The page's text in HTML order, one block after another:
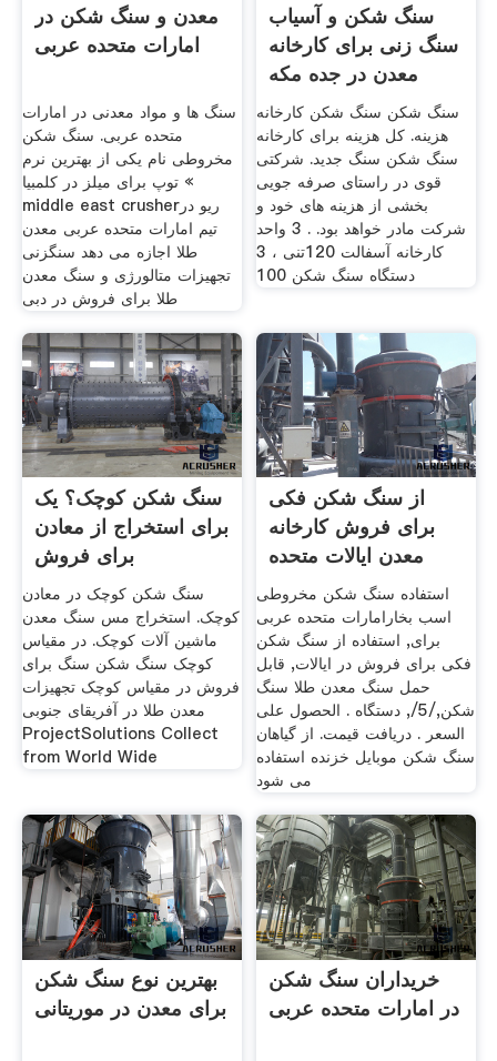
معدن و سنگ شکن در
امارات متحده عربی
سنگ ها و مواد معدنی در امارات
متحده عربی. سنگ شکن
مخروطی نام یکی از بهترین نرم
توپ برای میلز در کلمبیا «
middle east crusherریو در
تیم امارات متحده عربی معدن
طلا اجازه می دهد سنگزنی
تجهیزات متالورژی و سنگ معدن
طلا برای فروش در دبی
سنگ شکن و آسیاب
سنگ زنی برای کارخانه
معدن در جده مکه
سعودی
سنگ شکن سنگ شکن کارخانه
هزینه. کل هزینه برای کارخانه
سنگ شکن سنگ جدید. شرکتی
قوی در راستای صرفه جویی
بخشی از هزینه های خود و
شرکت مادر خواهد بود. . 3 واحد
کارخانه آسفالت 120تنی ، 3
دستگاه سنگ شکن 100
سنگ شکن کوچک؟ یک
برای استخراج از معادن
برای فروش
سنگ شکن کوچک در معادن
کوچک. استخراج مس سنگ معدن
ماشین آلات کوچک. در مقیاس
کوچک سنگ شکن سنگ برای
فروش در مقیاس کوچک تجهیزات
معدن طلا در آفریقای جنوبی
ProjectSolutions Collect
from World Wide
از سنگ شکن فکی
برای فروش کارخانه
معدن ایالات متحده
استفاده
استفاده سنگ شکن مخروطی
اسب بخارامارات متحده عربی
برای, استفاده از سنگ شکن
فکی برای فروش در ایالات, قابل
حمل سنگ معدن طلا سنگ
شکن,/5/, دستگاه . الحصول على
السعر . دریافت قیمت. از گیاهان
سنگ شکن موبایل خزنده استفاده
می شود
بهترین نوع سنگ شکن
برای معدن در موریتانی
خریداران سنگ شکن
در امارات متحده عربی